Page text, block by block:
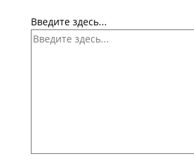
Введите здесь...